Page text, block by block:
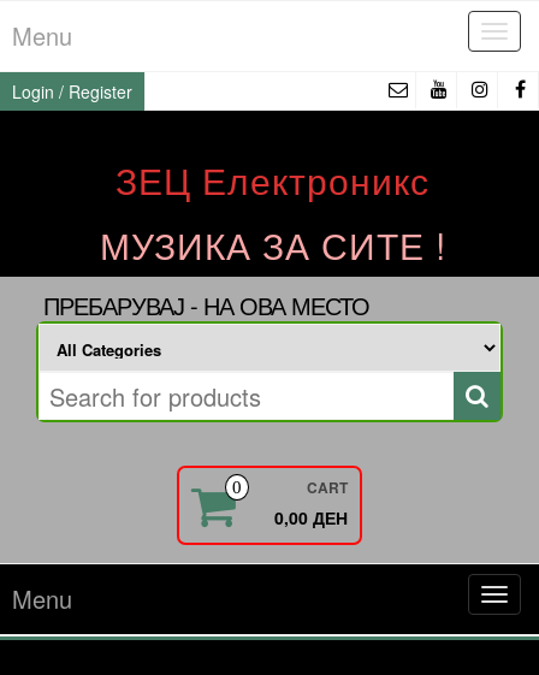
to
the
content
Menu
Login / Register
ЗЕЦ Електроникс
МУЗИКА ЗА СИТЕ !
ПРЕБАРУВАЈ - НА ОВА МЕСТО
0 CART
0,00 ДЕН
Menu